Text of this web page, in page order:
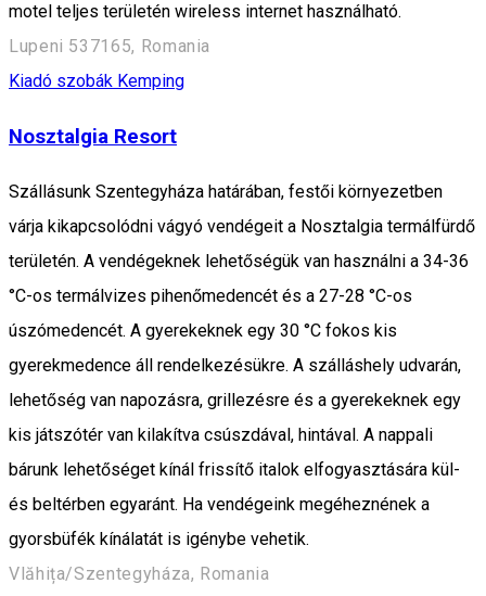
motel teljes területén wireless internet használható.
Lupeni 537165, Romania
Kiadó szobák Kemping
Nosztalgia Resort
Szállásunk Szentegyháza határában, festői környezetben
várja kikapcsolódni vágyó vendégeit a Nosztalgia termálfürdő
területén. A vendégeknek lehetőségük van használni a 34-36
°C-os termálvizes pihenőmedencét és a 27-28 °C-os
úszómedencét. A gyerekeknek egy 30 °C fokos kis
gyerekmedence áll rendelkezésükre. A szálláshely udvarán,
lehetőség van napozásra, grillezésre és a gyerekeknek egy
kis játszótér van kilakítva csúszdával, hintával. A nappali
bárunk lehetőséget kínál frissítő italok elfogyasztására kül-
és beltérben egyaránt. Ha vendégeink megéheznének a
gyorsbüfék kínálatát is igénybe vehetik.
Vlăhița/Szentegyháza, Romania